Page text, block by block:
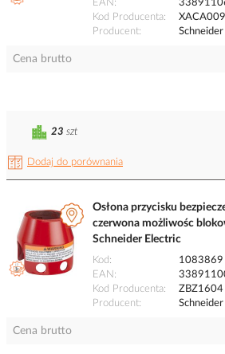
EAN
Kod Producenta
XACA009
Producent
Cena brutto
Dodaj do porównania
23 szt
Osłona przycisku
czerwona możliwośc
Schneider Electric
Kod
1083869
EAN
Kod Producenta
ZBZ1604
Producent
Cena brutto